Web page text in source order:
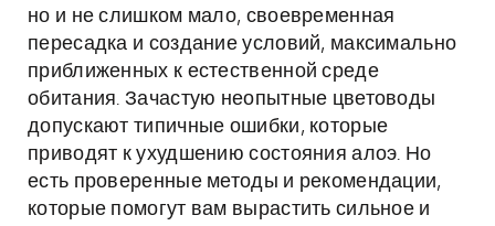
но и не слишком мало, своевременная
пересадка и создание условий, максимально
приближенных к естественной среде
обитания. Зачастую неопытные цветоводы
допускают типичные ошибки, которые
приводят к ухудшению состояния алоэ. Но
есть проверенные методы и рекомендации,
которые помогут вам вырастить сильное и